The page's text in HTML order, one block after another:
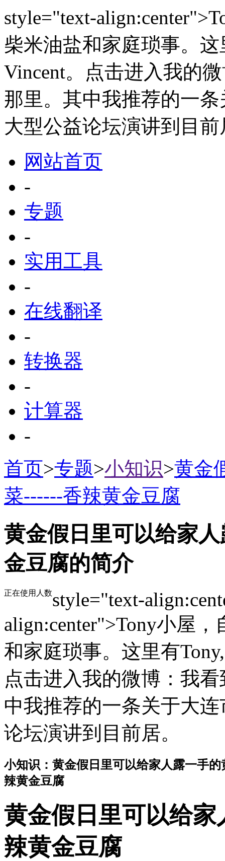
style="text-
柴米油盐和家庭琐事。这
Vincent。点击进入我的
那里。其中我推荐的一
大型公益论坛演讲到目前
网站首页
-
专题
-
实用工具
-
在线翻译
-
转换器
-
计算器
-
首页>专题>小知识>黄金
菜------香辣黄金豆腐
黄金假日里可以给家
金豆腐的简介
正在使用人数style="text-
align:center">Tony小屋
和家庭琐事。这里有
点击进入我的微博：我
中我推荐的一条关于大
论坛演讲到目前居。
小知识：黄金假日里可以给家人露一手的
辣黄金豆腐
黄金假日里可以给
辣黄金豆腐